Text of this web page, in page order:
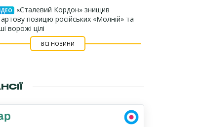
«Сталевий Кордон» знищив
позицію російських «Молній» та
ворожі цілі
ВСІ НОВИНИ